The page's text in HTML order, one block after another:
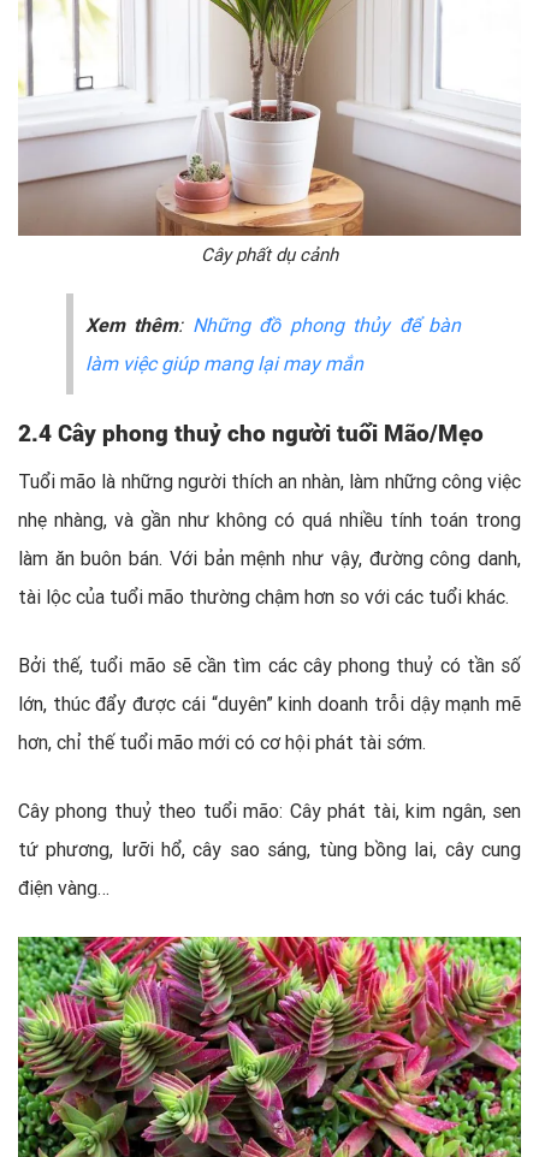
Cây phất dụ cảnh
Xem thêm: Những đồ phong thủy để bàn
làm việc giúp mang lại may mắn
2.4 Cây phong thuỷ cho người tuổi Mão/Mẹo
Tuổi mão là những người thích an nhàn, làm những công việc
nhẹ nhàng, và gần như không có quá nhiều tính toán trong
làm ăn buôn bán. Với bản mệnh như vậy, đường công danh,
tài lộc của tuổi mão thường chậm hơn so với các tuổi khác.
Bởi thế, tuổi mão sẽ cần tìm các cây phong thuỷ có tần số
lớn, thúc đẩy được cái “duyên” kinh doanh trỗi dậy mạnh mẽ
hơn, chỉ thế tuổi mão mới có cơ hội phát tài sớm.
Cây phong thuỷ theo tuổi mão: Cây phát tài, kim ngân, sen
tứ phương, lưỡi hổ, cây sao sáng, tùng bồng lai, cây cung
điện vàng…